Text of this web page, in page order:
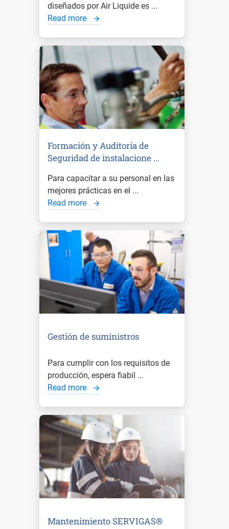
diseñados por Air Liquide es ...
Read more
Formación y Auditoría de
Seguridad de instalacione ...
Para capacitar a su personal en las
mejores prácticas en el ...
Read more
Gestión de suministros
Para cumplir con los requisitos de
producción, espera fiabil ...
Read more
Mantenimiento SERVIGAS®